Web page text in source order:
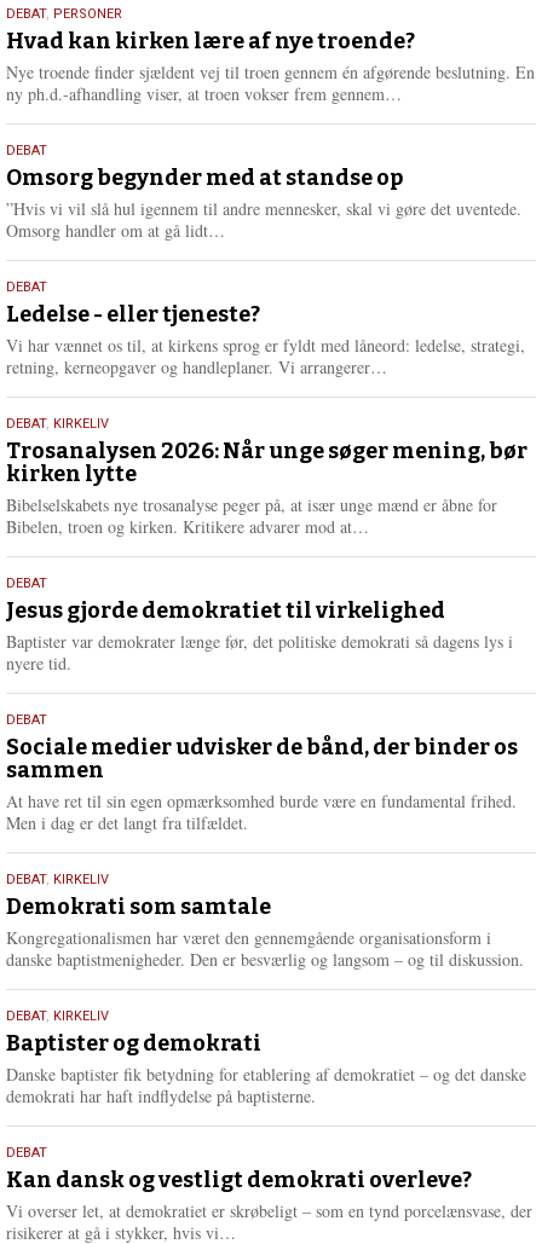
e
e
25.
juli
2026
DEBAT, PERSONER
Hvad kan kirken lære af nye troende?
Nye troende finder sjældent vej til troen gennem én afgørende beslutning. En
ny ph.d.-afhandling viser, at troen vokser frem gennem…
e
e
9.
juli
2026
DEBAT
Omsorg begynder med at standse op
”Hvis vi vil slå hul igennem til andre mennesker, skal vi gøre det uventede.
Omsorg handler om at gå lidt…
e
e
10.
juni
2026
DEBAT
Ledelse - eller tjeneste?
Vi har vænnet os til, at kirkens sprog er fyldt med låneord: ledelse, strategi,
retning, kerneopgaver og handleplaner. Vi arrangerer…
e
2.
juni
2026
DEBAT, KIRKELIV
Trosanalysen 2026: Når unge søger mening, bør
kirken lytte
Bibelselskabets nye trosanalyse peger på, at især unge mænd er åbne for
Bibelen, troen og kirken. Kritikere advarer mod at…
e
e
18.
maj
2026
DEBAT
Jesus gjorde demokratiet til virkelighed
Baptister var demokrater længe før, det politiske demokrati så dagens lys i
nyere tid.
18.
maj
2026
DEBAT
Sociale medier udvisker de bånd, der binder os
sammen
At have ret til sin egen opmærksomhed burde være en fundamental frihed.
Men i dag er det langt fra tilfældet.
18.
maj
2026
DEBAT, KIRKELIV
Demokrati som samtale
Kongregationalismen har været den gennemgående organisationsform i
danske baptistmenigheder. Den er besværlig og langsom – og til diskussion.
18.
maj
2026
DEBAT, KIRKELIV
Baptister og demokrati
Danske baptister fik betydning for etablering af demokratiet – og det danske
demokrati har haft indflydelse på baptisterne.
18.
maj
2026
DEBAT
Kan dansk og vestligt demokrati overleve?
Vi overser let, at demokratiet er skrøbeligt – som en tynd porcelænsvase, der
risikerer at gå i stykker, hvis vi…